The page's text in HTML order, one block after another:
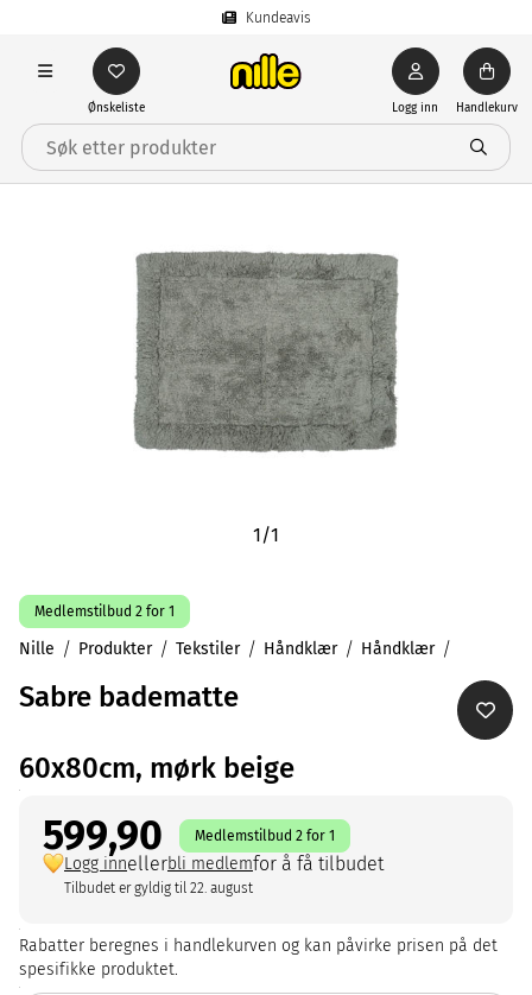
Kundeavis
Ønskeliste Logg inn Handlekurv
1/1
Medlemstilbud 2 for 1
Nille Produkter Tekstiler Håndklær Håndklær
Sabre badematte
60x80cm, mørk beige
599,90 Medlemstilbud 2 for 1
Logg innellerbli medlemfor å få tilbudet
Tilbudet er gyldig til 22. august
Rabatter beregnes i handlekurven og kan påvirke prisen på det
spesifikke produktet.